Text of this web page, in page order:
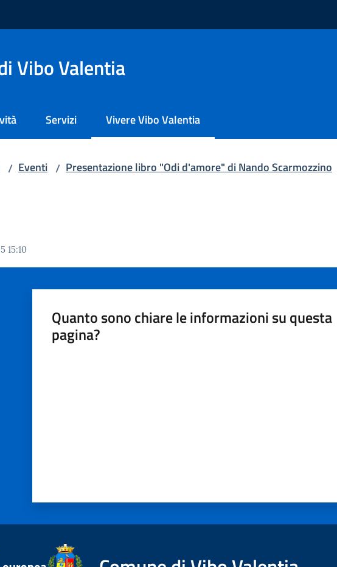
Vibo Valentia
Servizi Vivere Vibo Valentia
Menu selezionato
/ Eventi / Presentazione libro "Odi d'amore" di Nando Scarmozzino
15:10
Quanto sono chiare le informazioni su questa
pagina?